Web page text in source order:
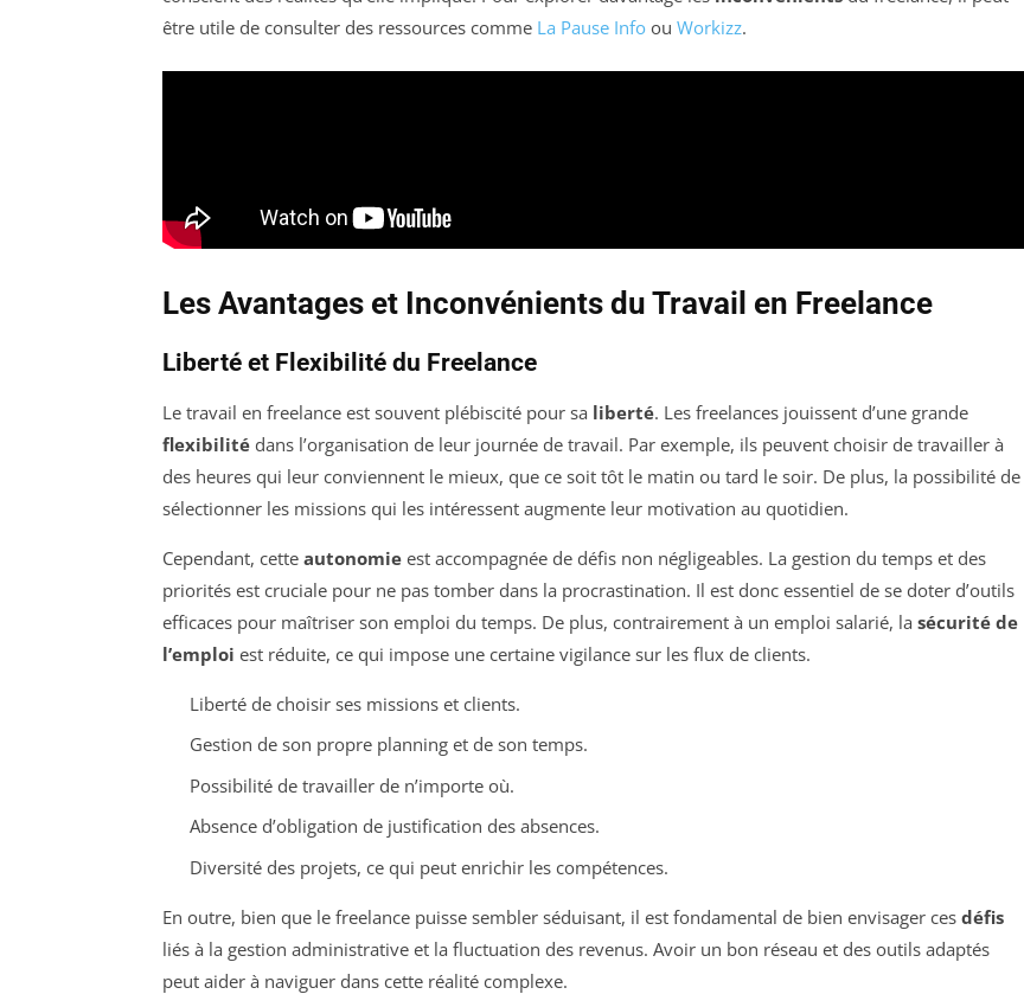
être utile de consulter des ressources comme La Pause Info ou Workizz.
Les Avantages et Inconvénients du Travail en Freelance
Liberté et Flexibilité du Freelance
Le travail en freelance est souvent plébiscité pour sa liberté. Les freelances jouissent d’une grande
flexibilité dans l’organisation de leur journée de travail. Par exemple, ils peuvent choisir de travailler à
des heures qui leur conviennent le mieux, que ce soit tôt le matin ou tard le soir. De plus, la possibilité de
sélectionner les missions qui les intéressent augmente leur motivation au quotidien.
Cependant, cette autonomie est accompagnée de défis non négligeables. La gestion du temps et des
priorités est cruciale pour ne pas tomber dans la procrastination. Il est donc essentiel de se doter d’outils
efficaces pour maîtriser son emploi du temps. De plus, contrairement à un emploi salarié, la sécurité de
l’emploi est réduite, ce qui impose une certaine vigilance sur les flux de clients.
Liberté de choisir ses missions et clients.
Gestion de son propre planning et de son temps.
Possibilité de travailler de n’importe où.
Absence d’obligation de justification des absences.
Diversité des projets, ce qui peut enrichir les compétences.
En outre, bien que le freelance puisse sembler séduisant, il est fondamental de bien envisager ces défis
liés à la gestion administrative et la fluctuation des revenus. Avoir un bon réseau et des outils adaptés
peut aider à naviguer dans cette réalité complexe.